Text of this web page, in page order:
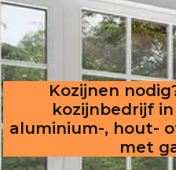
Kozijnen
kozijnbedrijf
aluminium-, hout-
met